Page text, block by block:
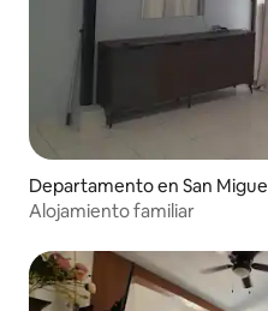
Departamento en San Miguel
Alojamiento familiar